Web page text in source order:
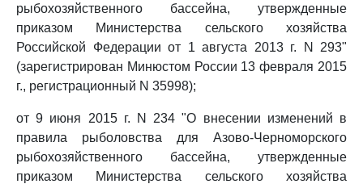
рыбохозяйственного бассейна, утвержденные
приказом Министерства сельского хозяйства
Российской Федерации от 1 августа 2013 г. N 293"
(зарегистрирован Минюстом России 13 февраля 2015
г., регистрационный N 35998);
от 9 июня 2015 г. N 234 "О внесении изменений в
правила рыболовства для Азово-Черноморского
рыбохозяйственного бассейна, утвержденные
приказом Министерства сельского хозяйства